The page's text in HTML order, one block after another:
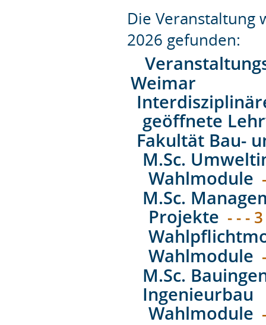
Die Veranstaltung
2026 gefunden:
Weimar
geöffnete
Fakultät Bau-
M.Sc.
Wahlmodule
M.Sc.
Projekte - - - 3
Wahlmodule
M.Sc.
Ingenieurbau
Wahlmodule